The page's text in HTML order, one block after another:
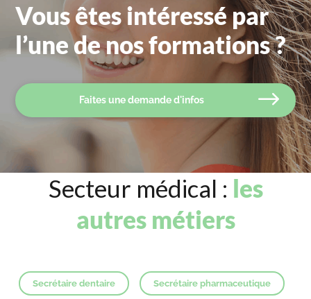
Vous êtes intéressé par
l’une de nos formations ?
Faites une demande d'infos
Secteur médical : les
autres métiers
Secrétaire dentaire Secrétaire pharmaceutique